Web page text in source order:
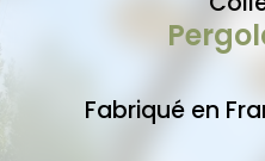
Fabriqué en